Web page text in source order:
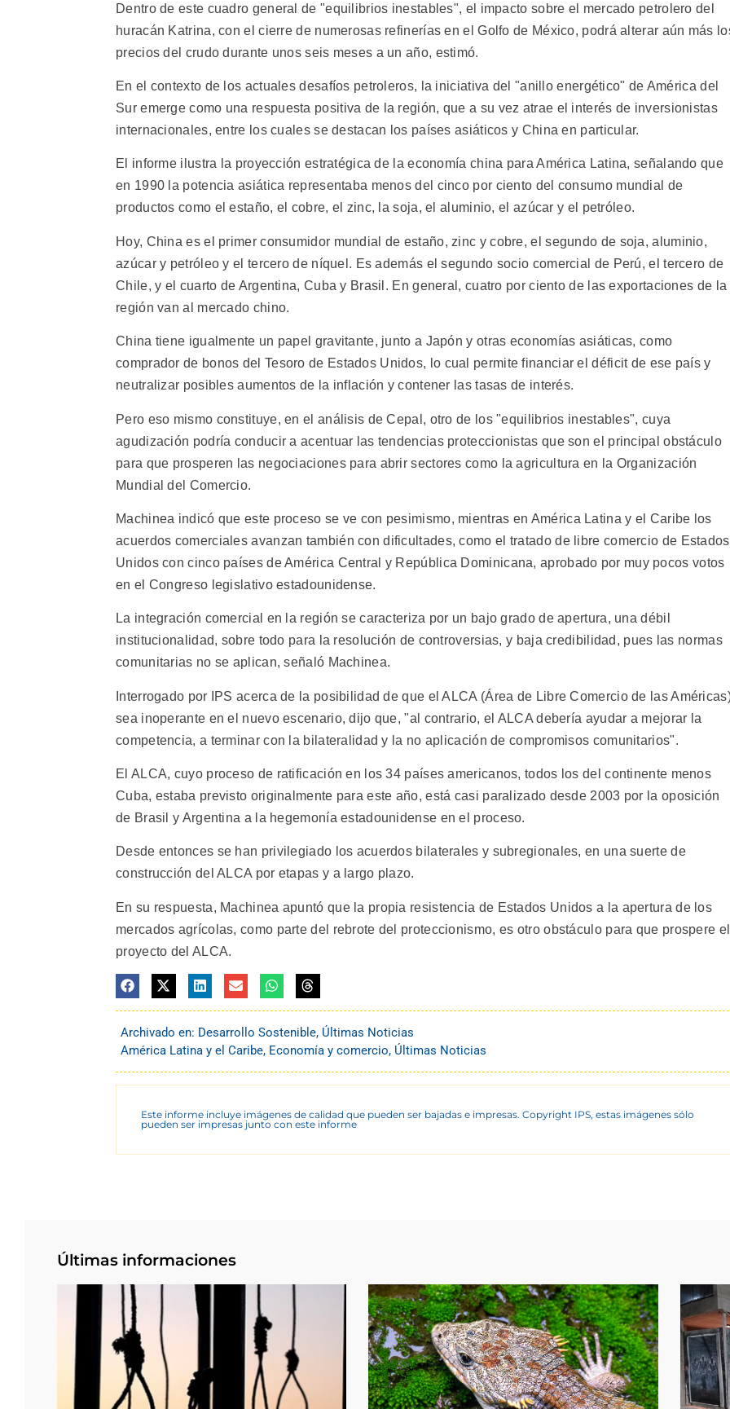
Dentro de este cuadro general de "equilibrios inestables", el impacto sobre el mercado petrolero del
huracán Katrina, con el cierre de numerosas refinerías en el Golfo de México, podrá alterar aún más
precios del crudo durante unos seis meses a un año, estimó.
En el contexto de los actuales desafíos petroleros, la iniciativa del "anillo energético" de América del
Sur emerge como una respuesta positiva de la región, que a su vez atrae el interés de inversionistas
internacionales, entre los cuales se destacan los países asiáticos y China en particular.
El informe ilustra la proyección estratégica de la economía china para América Latina, señalando que
en 1990 la potencia asiática representaba menos del cinco por ciento del consumo mundial de
productos como el estaño, el cobre, el zinc, la soja, el aluminio, el azúcar y el petróleo.
Hoy, China es el primer consumidor mundial de estaño, zinc y cobre, el segundo de soja, aluminio,
azúcar y petróleo y el tercero de níquel. Es además el segundo socio comercial de Perú, el tercero de
Chile, y el cuarto de Argentina, Cuba y Brasil. En general, cuatro por ciento de las exportaciones de la
región van al mercado chino.
China tiene igualmente un papel gravitante, junto a Japón y otras economías asiáticas, como
comprador de bonos del Tesoro de Estados Unidos, lo cual permite financiar el déficit de ese país y
neutralizar posibles aumentos de la inflación y contener las tasas de interés.
Pero eso mismo constituye, en el análisis de Cepal, otro de los "equilibrios inestables", cuya
agudización podría conducir a acentuar las tendencias proteccionistas que son el principal obstáculo
para que prosperen las negociaciones para abrir sectores como la agricultura en la Organización
Mundial del Comercio.
Machinea indicó que este proceso se ve con pesimismo, mientras en América Latina y el Caribe los
acuerdos comerciales avanzan también con dificultades, como el tratado de libre comercio de Estados
Unidos con cinco países de América Central y República Dominicana, aprobado por muy pocos votos
en el Congreso legislativo estadounidense.
La integración comercial en la región se caracteriza por un bajo grado de apertura, una débil
institucionalidad, sobre todo para la resolución de controversias, y baja credibilidad, pues las normas
comunitarias no se aplican, señaló Machinea.
Interrogado por IPS acerca de la posibilidad de que el ALCA (Área de Libre Comercio de las
sea inoperante en el nuevo escenario, dijo que, "al contrario, el ALCA debería ayudar a mejorar la
competencia, a terminar con la bilateralidad y la no aplicación de compromisos comunitarios".
El ALCA, cuyo proceso de ratificación en los 34 países americanos, todos los del continente menos
Cuba, estaba previsto originalmente para este año, está casi paralizado desde 2003 por la oposición
de Brasil y Argentina a la hegemonía estadounidense en el proceso.
Desde entonces se han privilegiado los acuerdos bilaterales y subregionales, en una suerte de
construcción del ALCA por etapas y a largo plazo.
En su respuesta, Machinea apuntó que la propia resistencia de Estados Unidos a la apertura de los
mercados agrícolas, como parte del rebrote del proteccionismo, es otro obstáculo para que prospere el
proyecto del ALCA.
Archivado en: Desarrollo Sostenible, Últimas Noticias
América Latina y el Caribe, Economía y comercio, Últimas Noticias
Este informe incluye imágenes de calidad que pueden ser bajadas e impresas. Copyright IPS, estas imágenes sólo
pueden ser impresas junto con este informe
Últimas informaciones